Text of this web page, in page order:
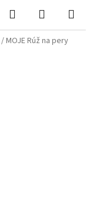
Hľadať
KOŠÍK
/MOJE Rúž na pery